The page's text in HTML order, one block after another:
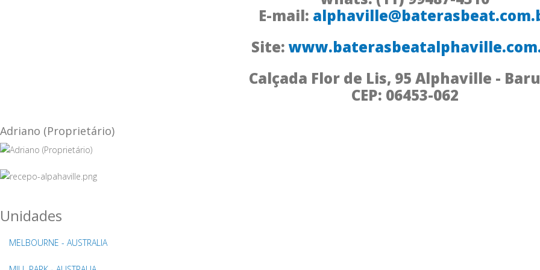
E-mail:
Site:
Calçada Flor de Lis, 95 Alphaville -
CEP: 06453-062
Adriano (Proprietário)
Unidades
MELBOURNE - AUSTRALIA